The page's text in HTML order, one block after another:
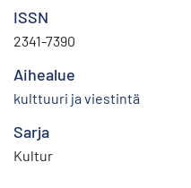
ISSN
2341-7390
Aihealue
kulttuuri ja viestintä
Sarja
Kultur